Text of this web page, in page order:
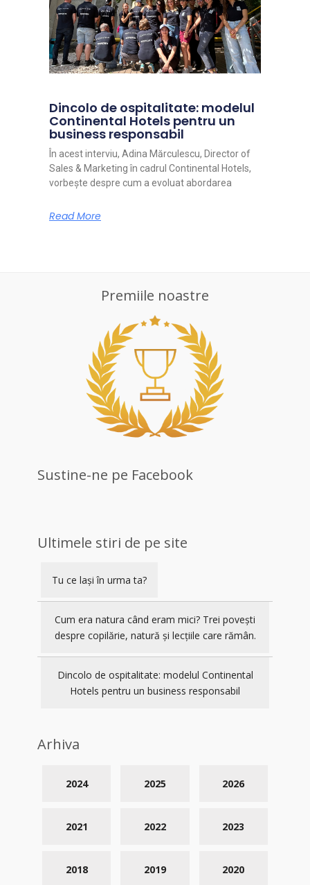
Dincolo de ospitalitate: modelul
Continental Hotels pentru un
business responsabil
În acest interviu, Adina Mărculescu, Director of
Sales & Marketing în cadrul Continental Hotels,
vorbește despre cum a evoluat abordarea
Read More
Premiile noastre
Sustine-ne pe Facebook
Ultimele stiri de pe site
Tu ce lași în urma ta?
Cum era natura când eram mici? Trei povești
despre copilărie, natură și lecțiile care rămân.
Dincolo de ospitalitate: modelul Continental
Hotels pentru un business responsabil
Arhiva
2026
2025
2024
2023
2022
2021
2020
2019
2018